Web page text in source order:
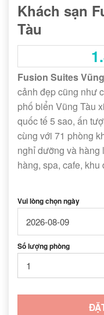
Khách sạn
Tàu
Fusion Suites
cảnh đẹp cũng như
phố biển Vũng Tàu
quốc tế 5 sao, ấn
cùng với 71 phòng
nghỉ dưỡng và
hàng, spa, cafe,
Vui lòng chọn ngày
Số lượng phòng